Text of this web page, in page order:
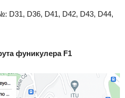
D31, D36, D41, D42, D43, D44,
фуникулера F1